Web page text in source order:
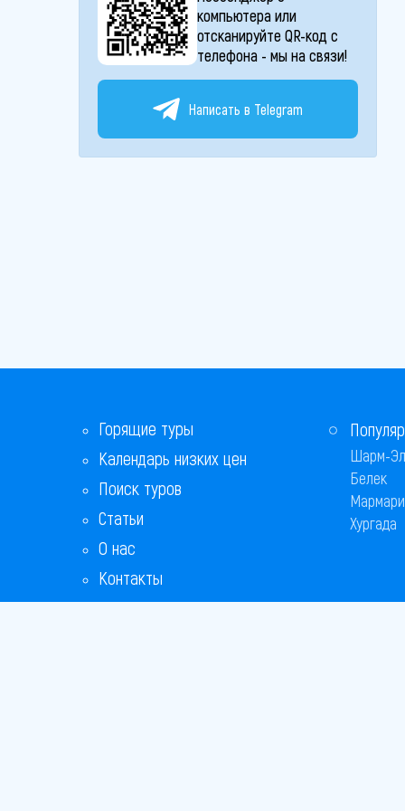
компьютера или
отсканируйте QR-код с
телефона - мы на связи!
Написать в Telegram
Горящие туры
Календарь низких цен
Поиск туров
Статьи
О нас
Контакты
Шарм-
Белек
Хургада